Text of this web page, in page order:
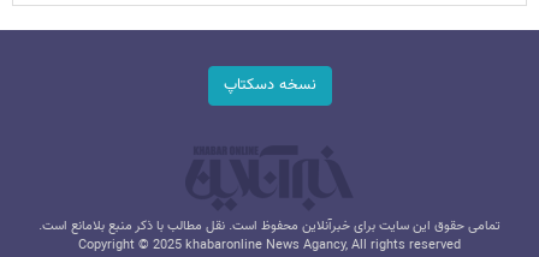
نسخه دسکتاپ
تمامی حقوق این سایت برای خبرآنلاین محفوظ است. نقل مطالب با ذکر منبع بلامانع است.
Copyright © 2025 khabaronline News Agancy, All rights reserved